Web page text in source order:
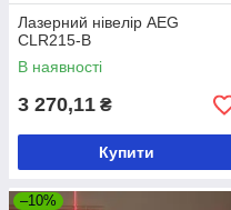
Лазерний нівелір AEG
CLR215-B
В наявності
3 270,11 ₴
Купити
–10%